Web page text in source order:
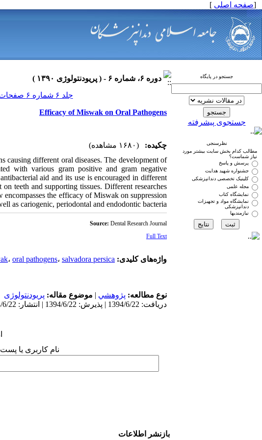
[صفحه اصلی ]
جستجو در پایگاه
جستجوی پیشرفته
نظرسنجی
مطالب کدام بخش سایت بیشتر مورد
نیاز شماست؟
پرسش و پاسخ
جشنواره شهید هدایت
کلینیک تخصصی دندانپزشکی
مجله علمی
نمایشگاه کتاب
نمایشگاه مواد و تجهیزات
دندانپزشکی
نیازمندیها
دوره ۶، شماره ۶ - ( پریودنتولوژی ۱۳۹۰ )
جلد ۶ شماره ۶ صفحات ۰-۰
Efficacy of Miswak on Oral Pathogens
چکیده:
(۱۶۸۰ مشاهده)
causing different oral diseases. The development of
with various gram positive and gram negative
aid and its use is encouraged in different
teeth and supporting tissues. Different researches
the efficacy of Miswak on suppression
as cariogenic, periodontal and endodontic bacteria.
Source: Dental Research Journal
Full Text
واژه‌های کلیدی: ، oral pathogens، salvadora persica
نوع مطالعه: پژوهشي | موضوع مقاله: پریودنتولوژی
دریافت: 1394/6/22 | پذیرش: 1394/6/22 | انتشار: 1394/6/22
نام کاربری یا
بازنشر اطلاعات